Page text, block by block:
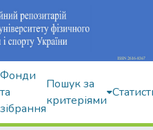
Фонди
та
зібрання
Пошук за
критеріями